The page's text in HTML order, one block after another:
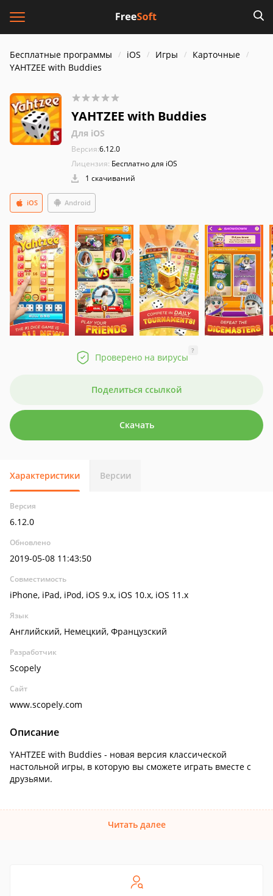
Бесплатные программы iOS Игры
Карточные
YAHTZEE with Buddies
YAHTZEE with Buddies
Для iOS
Версия:6.12.0
Лицензия: Бесплатно для iOS
1 скачиваний
Android
iOS
Проверено на вирусы
?
Поделиться ссылкой
Скачать
Характеристики Версии
Версия
6.12.0
Обновлено
2019-05-08 11:43:50
Совместимость
iPhone, iPad, iPod, iOS 9.x, iOS 10.x, iOS 11.x
Язык
Английский, Немецкий, Французский
Разработчик
Scopely
Сайт
www.scopely.com
Описание
YAHTZEE with Buddies - новая версия классической
настольной игры, в которую вы сможете играть вместе с
друзьями.
Читать далее